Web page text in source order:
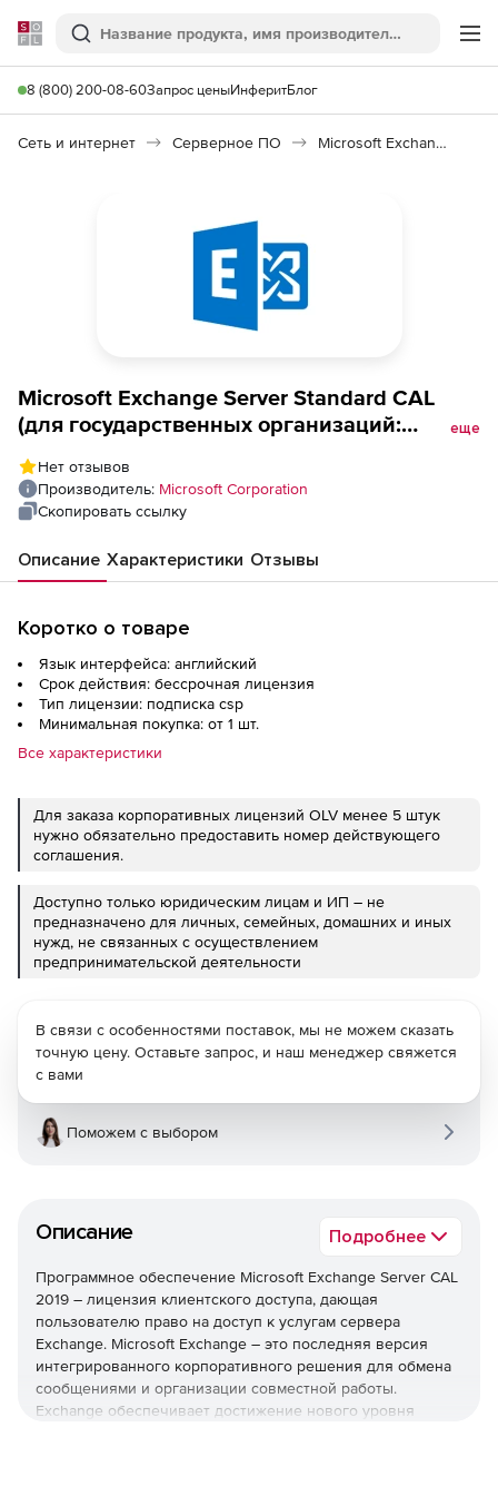
Softline
Поиск
8 (800) 200-08-60Запрос ценыИнферитБлог
Сеть и интернет Серверное ПО Microsoft Exchange Server CAL 2019
Microsoft Exchange Server Standard CAL
(для государственных организаций:
Device
еще
Нет отзывов
Производитель: Microsoft Corporation
Скопировать ссылку
Описание Характеристики Отзывы
Коротко о товаре
Язык интерфейса: английский
Срок действия: бессрочная лицензия
Тип лицензии: подписка csp
Минимальная покупка: от 1 шт.
Все характеристики
Для заказа корпоративных лицензий OLV менее 5 штук
нужно обязательно предоставить номер действующего
соглашения.
Доступно только юридическим лицам и ИП – не
предназначено для личных, семейных, домашних и иных
нужд, не связанных с осуществлением
предпринимательской деятельности
Описание Подробнее
Программное обеспечение Microsoft Exchange Server CAL
2019 – лицензия клиентского доступа, дающая
пользователю право на доступ к услугам сервера
Exchange. Microsoft Exchange – это последняя версия
интегрированного корпоративного решения для обмена
сообщениями и организации совместной работы.
Exchange обеспечивает достижение нового уровня
В связи с особенностями поставок, мы не можем сказать
точную цену. Оставьте запрос, и наш менеджер свяжется
с вами
Поможем с выбором